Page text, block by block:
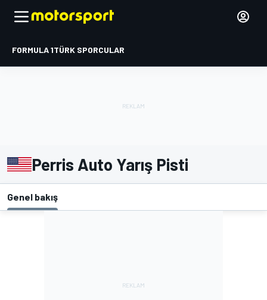
FORMULA 1TÜRK SPORCULAR
Perris Auto Yarış Pisti
Genel bakış